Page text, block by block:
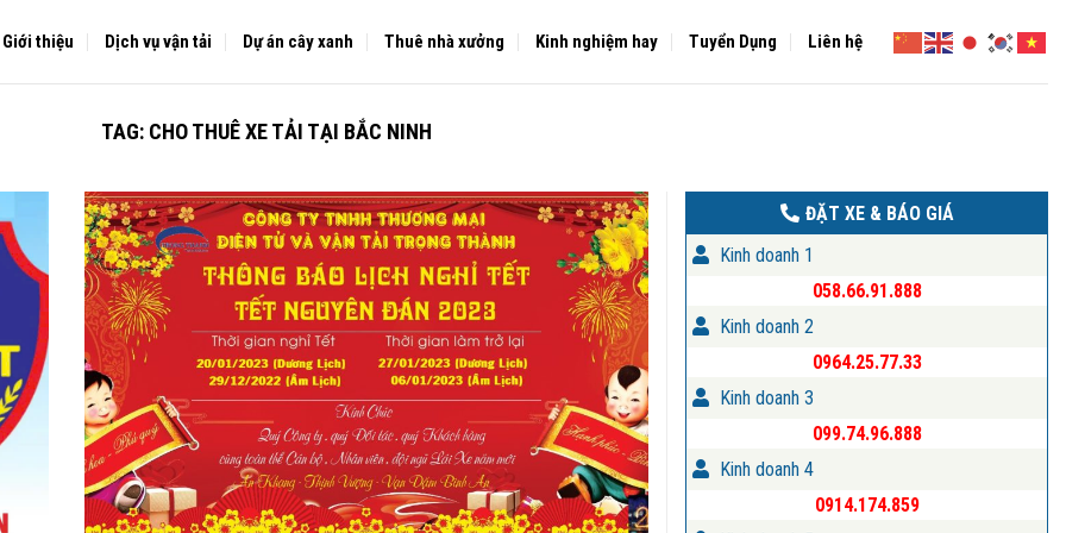
Giới thiệu Dịch vụ vận tải Dự án cây xanh Thuê nhà xưởng Kinh nghiệm hay Tuyển Dụng Liên hệ
TAG: CHO THUÊ XE TẢI TẠI BẮC NINH
ĐẶT XE & BÁO GIÁ
Kinh doanh 1
058.66.91.888
Kinh doanh 2
0964.25.77.33
Kinh doanh 3
099.74.96.888
Kinh doanh 4
0914.174.859